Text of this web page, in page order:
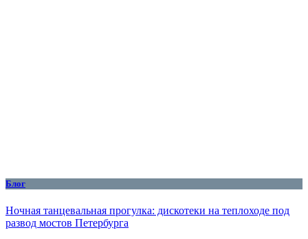
Блог
Ночная танцевальная прогулка: дискотеки на теплоходе под
развод мостов Петербурга